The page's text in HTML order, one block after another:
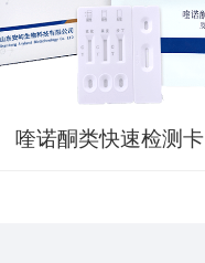
喹诺酮类快速检测卡